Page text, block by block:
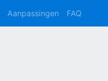
Aanpassingen FAQ